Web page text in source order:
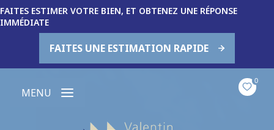
FAITES ESTIMER VOTRE BIEN, ET OBTENEZ UNE RÉPONSE
IMMÉDIATE
FAITES UNE ESTIMATION RAPIDE
0
MENU